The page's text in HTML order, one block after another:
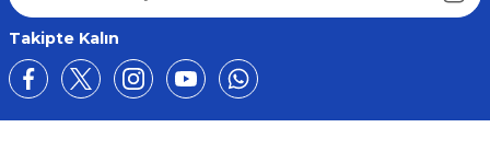
Takipte Kalın